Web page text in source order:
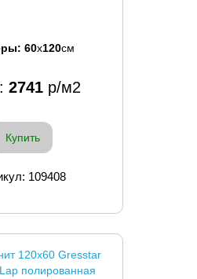
60x120см
2741 р/м2
Купить
109408
120x60 Gresstar
полированная